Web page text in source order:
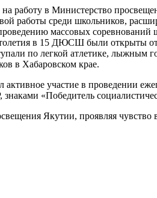
работу в Министерство
работы среди школьников,
массовых
в 15 ДЮСШ были открыты
по легкой атлетике,
в Хабаровском крае.
участие в проведении
«Победитель
Якутии, проявляя